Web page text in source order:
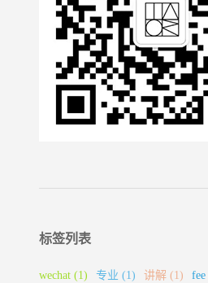
标签列表
wechat (1) 专业 (1) 讲解 (1) fee